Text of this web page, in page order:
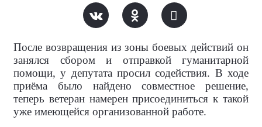
После возвращения из зоны боевых действий он
занялся сбором и отправкой гуманитарной
помощи, у депутата просил содействия. В ходе
приёма было найдено совместное решение,
теперь ветеран намерен присоединиться к такой
уже имеющейся организованной работе.